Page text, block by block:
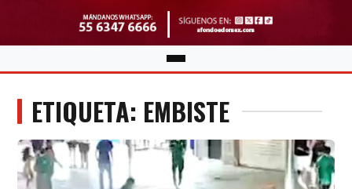
ETIQUETA: EMBISTE